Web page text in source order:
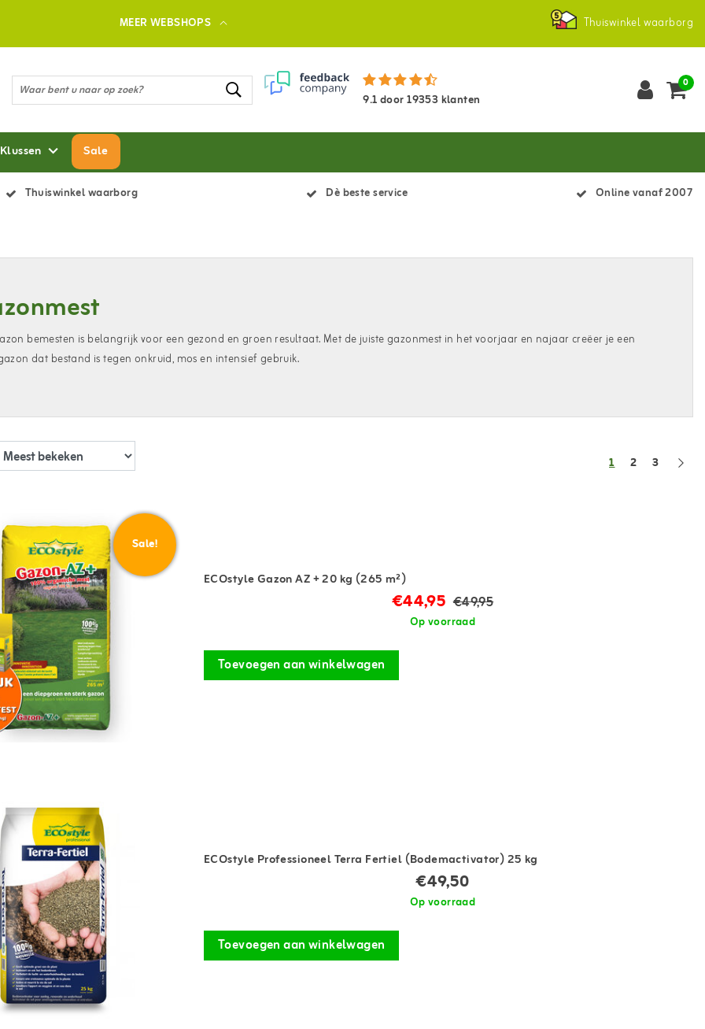
MEER WEBSHOPS Thuiswinkel waarborg
9.1door19353 klanten
0
Sale
Thuiswinkel waarborg Dè beste service Online vanaf 2007
bemesten is belangrijk voor een gezond en groen resultaat. Met de juiste gazonmest in het voorjaar en najaar creëer je een
dat bestand is tegen onkruid, mos en intensief gebruik.
1 2 3
Sale!
ECOstyle Gazon AZ + 20 kg (265 m²)
€44,95 €49,95
Op voorraad
Toevoegen aan winkelwagen
ECOstyle Professioneel Terra Fertiel (Bodemactivator) 25 kg
€49,50
Op voorraad
Toevoegen aan winkelwagen